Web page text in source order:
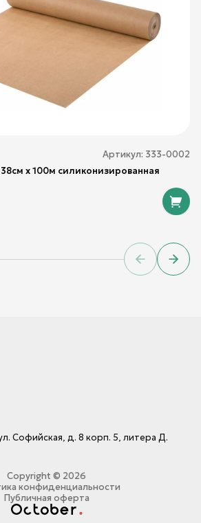
Артикул: 333-0002
х 100м силиконизированная
Previous
Next
Софийская, д. 8 корп. 5, литера Д.
Copyright © 2026
конфиденциальности
Публичная оферта